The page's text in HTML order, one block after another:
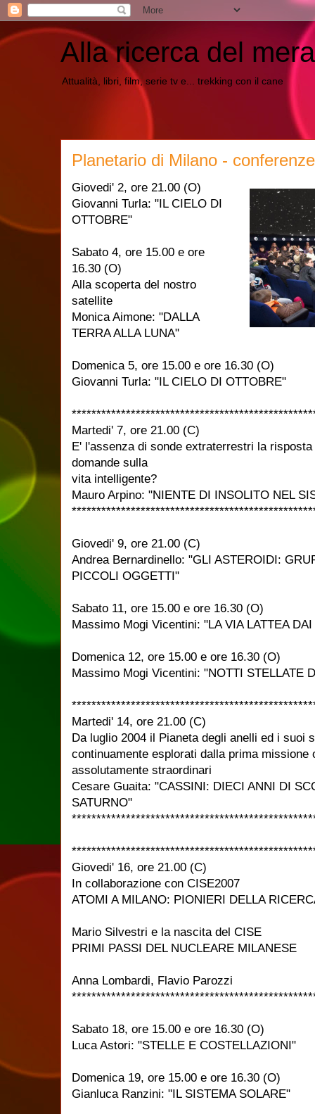
Alla ricerca del
Attualità, libri, film, serie tv e... trekking con il cane
Planetario di Milano -
Giovedi' 2, ore 21.00 (O)
Giovanni Turla: "IL CIELO DI
OTTOBRE"
Sabato 4, ore 15.00 e ore
16.30 (O)
Alla scoperta del nostro
satellite
Monica Aimone: "DALLA
TERRA ALLA LUNA"
Domenica 5, ore 15.00 e ore 16.30 (O)
Giovanni Turla: "IL CIELO DI OTTOBRE"
Martedi' 7, ore 21.00 (C)
E' l'assenza di sonde extraterrestri la
domande sulla
vita intelligente?
Mauro Arpino: "NIENTE DI INSOLITO NEL
Giovedi' 9, ore 21.00 (C)
Andrea Bernardinello: "GLI ASTEROIDI:
PICCOLI OGGETTI"
Sabato 11, ore 15.00 e ore 16.30 (O)
Massimo Mogi Vicentini: "LA VIA LATTEA
Domenica 12, ore 15.00 e ore 16.30 (O)
Massimo Mogi Vicentini: "NOTTI STELLATE
Martedi' 14, ore 21.00 (C)
Da luglio 2004 il Pianeta degli anelli ed i suoi
continuamente esplorati dalla prima missione
assolutamente straordinari
Cesare Guaita: "CASSINI: DIECI ANNI DI
SATURNO"
Giovedi' 16, ore 21.00 (C)
In collaborazione con CISE2007
ATOMI A MILANO: PIONIERI DELLA
Mario Silvestri e la nascita del CISE
PRIMI PASSI DEL NUCLEARE MILANESE
Anna Lombardi, Flavio Parozzi
Sabato 18, ore 15.00 e ore 16.30 (O)
Luca Astori: "STELLE E COSTELLAZIONI"
Domenica 19, ore 15.00 e ore 16.30 (O)
Gianluca Ranzini: "IL SISTEMA SOLARE"